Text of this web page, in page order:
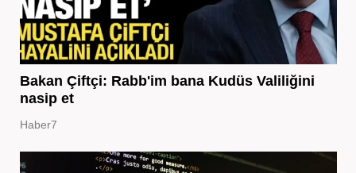
Bakan Çiftçi: Rabb'im bana Kudüs Valiliğini
nasip et
Haber7